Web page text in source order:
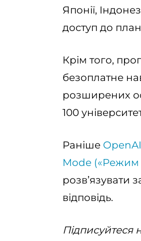
Японії,
доступ до
Крім того,
безоплатне
розширених
100
Раніше
Mode («Режим
розв’язувати
відповідь.
Підписуйтеся